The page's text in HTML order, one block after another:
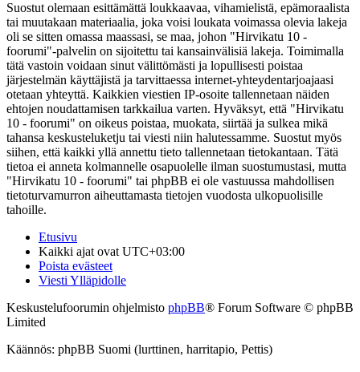
Suostut olemaan esittämättä loukkaavaa, vihamielistä, epämoraalista
tai muutakaan materiaalia, joka voisi loukata voimassa olevia lakeja
oli se sitten omassa maassasi, se maa, johon "Hirvikatu 10 -
foorumi"-palvelin on sijoitettu tai kansainvälisiä lakeja. Toimimalla
tätä vastoin voidaan sinut välittömästi ja lopullisesti poistaa
järjestelmän käyttäjistä ja tarvittaessa internet-yhteydentarjoajaasi
otetaan yhteyttä. Kaikkien viestien IP-osoite tallennetaan näiden
ehtojen noudattamisen tarkkailua varten. Hyväksyt, että "Hirvikatu
10 - foorumi" on oikeus poistaa, muokata, siirtää ja sulkea mikä
tahansa keskusteluketju tai viesti niin halutessamme. Suostut myös
siihen, että kaikki yllä annettu tieto tallennetaan tietokantaan. Tätä
tietoa ei anneta kolmannelle osapuolelle ilman suostumustasi, mutta
"Hirvikatu 10 - foorumi" tai phpBB ei ole vastuussa mahdollisen
tietoturvamurron aiheuttamasta tietojen vuodosta ulkopuolisille
tahoille.
Etusivu
Kaikki ajat ovat UTC+03:00
Poista evästeet
Viesti Ylläpidolle
Keskustelufoorumin ohjelmisto phpBB® Forum Software © phpBB
Limited
Käännös: phpBB Suomi (lurttinen, harritapio, Pettis)